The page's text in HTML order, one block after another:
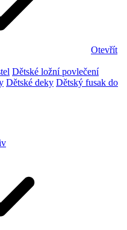
Otevřít
Dětské ložní povlečení
Dětské deky Dětský fusak do